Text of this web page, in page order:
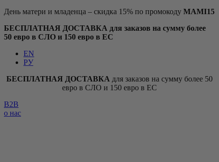
День матери и младенца – скидка 15% по промокоду MAMI15
БЕСПЛАТНАЯ ДОСТАВКА для заказов на сумму более
50 евро в СЛО и 150 евро в ЕС
EN
РУ
БЕСПЛАТНАЯ ДОСТАВКА для заказов на сумму более 50
евро в СЛО и 150 евро в ЕС
B2B
о нас